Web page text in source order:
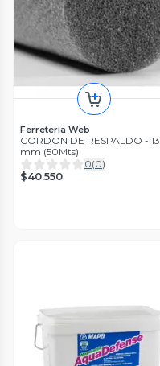
Ferreteria Web
CORDON DE RESPALDO - 13
mm (50Mts)
0(0)
$40.550